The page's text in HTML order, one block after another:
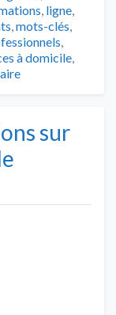
, ligne,
,mots-clés,
,
à domicile,
sur